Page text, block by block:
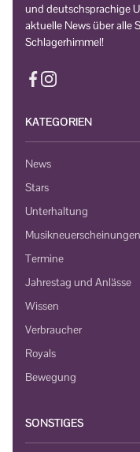
und deutschsprachige
aktuelle News über alle
Schlagerhimmel!
KATEGORIEN
News
Stars
Unterhaltung
Musikneuerscheinungen
Termine
Jahrestag und Anlässe
Wissen
Verbraucher
Royals
Bewegung
SONSTIGES